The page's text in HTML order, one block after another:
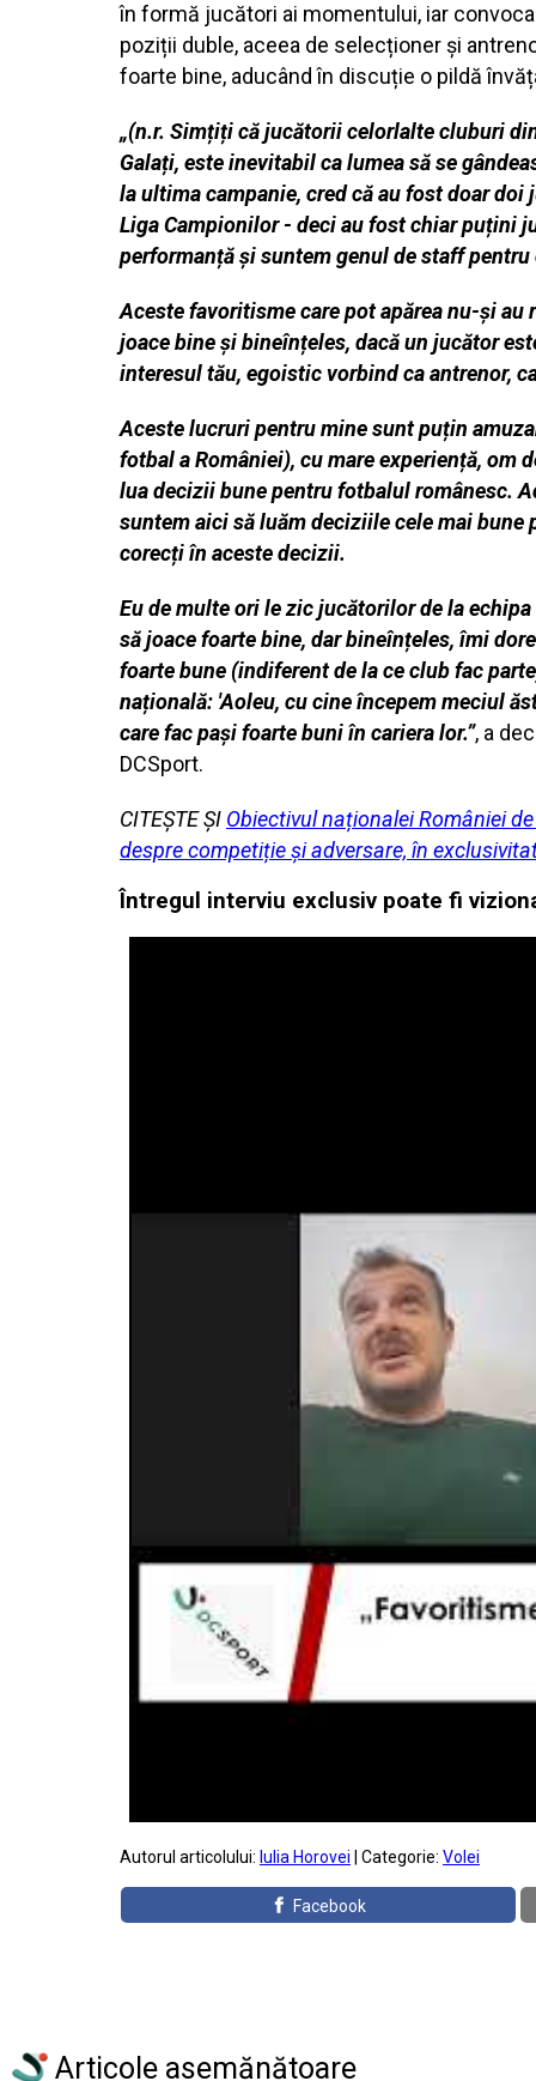
în formă jucători ai momentului, iar
poziții duble, aceea de selecționer și
foarte bine, aducând în discuție o pildă
„(n.r. Simțiți că jucătorii celorlalte cluburi
Galați, este inevitabil ca lumea să se
la ultima campanie, cred că au fost doar
Liga Campionilor - deci au fost chiar puțini
performanță și suntem genul de staff
Aceste favoritisme care pot apărea nu-și
joace bine și bineînțeles, dacă un jucător
interesul tău, egoistic vorbind ca antrenor,
Aceste lucruri pentru mine sunt puțin
fotbal a României), cu mare experiență, om
lua decizii bune pentru fotbalul românesc.
suntem aici să luăm deciziile cele mai
corecți în aceste decizii.
Eu de multe ori le zic jucătorilor de la
să joace foarte bine, dar bineînțeles, îmi
foarte bune (indiferent de la ce club fac
națională: 'Aoleu, cu cine începem meciul
care fac pași foarte buni în cariera lor.”, a
DCSport.
CITEȘTE ȘI Obiectivul naționalei României
despre competiție și adversare, în
Întregul interviu exclusiv poate fi
Autorul articolului: Iulia Horovei | Categorie: Volei
Facebook
Articole asemănătoare